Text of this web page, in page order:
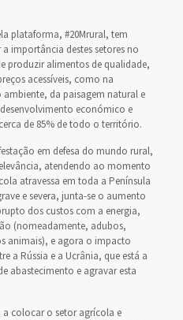
plataforma, #20Mrural, tem
importância destes setores no
produzir alimentos de qualidade,
acessíveis, como na
da paisagem natural e
económico e
de 85% de todo o território.
em defesa do mundo rural,
atendendo ao momento
atravessa em toda a Península
e severa, junta-se o aumento
dos custos com a energia,
(nomeadamente, adubos,
animais), e agora o impacto
a Rússia e a Ucrânia, que está a
abastecimento e agravar esta
a colocar o setor agrícola e